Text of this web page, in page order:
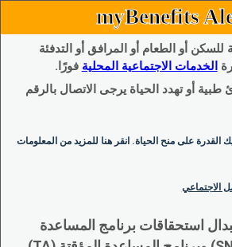
myBenefits
أو الطعام أو المرافق أو التدفئة
الخدمات الاجتماعية المحلية فورًا.
أو تهدد الحياة يرجى الاتصال بالرقم
القدرة على منح الحياة. انقر هنا للمزيد من المعلومات
الاجتماعي
استحقاقات برنامج المساعدة